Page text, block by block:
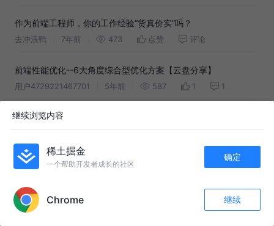
57
作为前端工程师，你的工作经验“货真价实”吗？
去冲浪鸭 7年前 473 点赞 评论
前端性能优化--6大角度综合型优化方案【云盘分享】
用户4729221467701 5年前 587 1 1
从B站评论区中发现的Git良心资源“小破站真的是一个学习网站”
milimsung 5年前 656 2 评论
一名【合格】前端工程师的自检清单【自检ing】
AI前端开发时代：传统与革新的碰撞
继续浏览内容
稀土掘金
一个帮助开发者成长的社区
确定
Chrome 继续